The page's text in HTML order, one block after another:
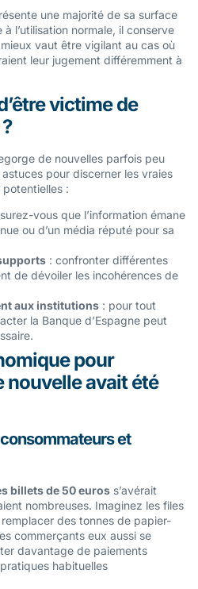
une majorité de sa surface
l’utilisation normale, il conserve
vaut être vigilant au cas où
leur jugement différemment à
victime de
de nouvelles parfois peu
pour discerner les vraies
:
vous que l’information émane
ou d’un média réputé pour sa
: confronter différentes
de dévoiler les incohérences de
aux institutions : pour tout
la Banque d’Espagne peut
pour
nouvelle avait été
et
billets de 50 euros s’avérait
nombreuses. Imaginez les files
des tonnes de papier-
commerçants eux aussi se
davantage de paiements
habituelles